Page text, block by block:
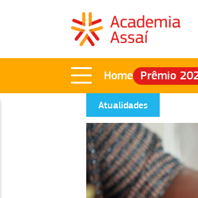
Home Prêmio
Atualidades